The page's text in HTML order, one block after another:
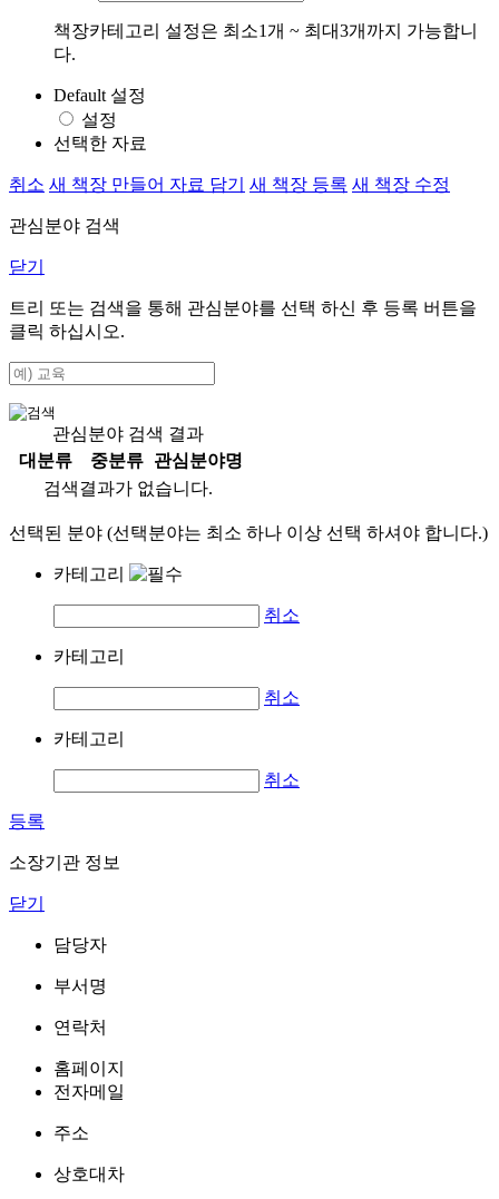
책장카테고리 설정은 최소1개 ~ 최대3개까지 가능합니
다.
Default 설정
설정
선택한 자료
취소 새 책장 만들어 자료 담기 새 책장 등록 새 책장 수정
관심분야 검색
닫기
트리 또는 검색을 통해 관심분야를 선택 하신 후 등록 버튼을
클릭 하십시오.
관심분야 검색 결과
대분류
중분류
관심분야명
검색결과가 없습니다.
선택된 분야 (선택분야는 최소 하나 이상 선택 하셔야 합니다.)
카테고리
취소
카테고리
취소
카테고리
취소
등록
소장기관 정보
닫기
담당자
부서명
연락처
홈페이지
전자메일
주소
상호대차